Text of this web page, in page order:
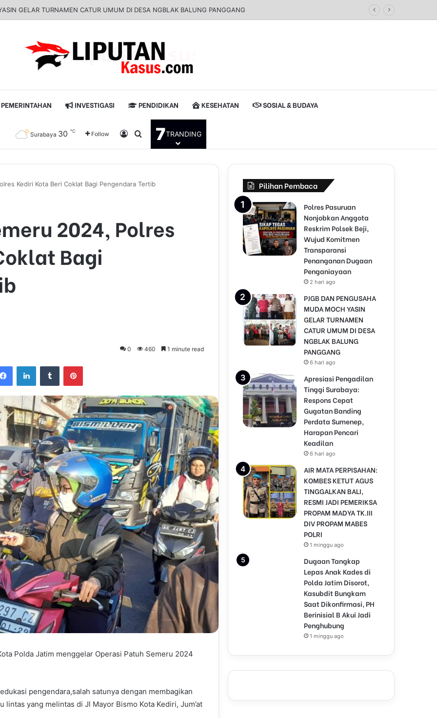
Respons Cepat Gugatan Banding Perdata Sumenep, Harapan Pencari Keadilan
PEMERINTAHAN INVESTIGASI PENDIDIKAN KESEHATAN SOSIAL & BUDAYA
Surabaya 30 ℃ Follow Log InPencarian untuk
7TRANDING
Kediri Kota Beri Coklat Bagi Pengendara Tertib
2024, Polres
Bagi
0 460 1 minute read
Polda Jatim menggelar Operasi Patuh Semeru 2024
pengendara,salah satunya dengan membagikan
yang melintas di Jl Mayor Bismo Kota Kediri, Jum’at
Pilihan Pembaca
Polres Pasuruan
Nonjobkan Anggota
Reskrim Polsek Beji,
Wujud Komitmen
Transparansi
Penanganan Dugaan
Penganiayaan
2 hari ago
PJGB DAN PENGUSAHA
MUDA MOCH YASIN
GELAR TURNAMEN
CATUR UMUM DI DESA
NGBLAK BALUNG
PANGGANG
6 hari ago
Apresiasi Pengadilan
Tinggi Surabaya:
Respons Cepat
Gugatan Banding
Perdata Sumenep,
Harapan Pencari
Keadilan
6 hari ago
AIR MATA PERPISAHAN:
KOMBES KETUT AGUS
TINGGALKAN BALI,
RESMI JADI PEMERIKSA
PROPAM MADYA TK.III
DIV PROPAM MABES
POLRI
1 minggu ago
Dugaan Tangkap
Lepas Anak Kades di
Polda Jatim Disorot,
Kasubdit Bungkam
Saat Dikonfirmasi, PH
Berinisial B Akui Jadi
Penghubung
1 minggu ago